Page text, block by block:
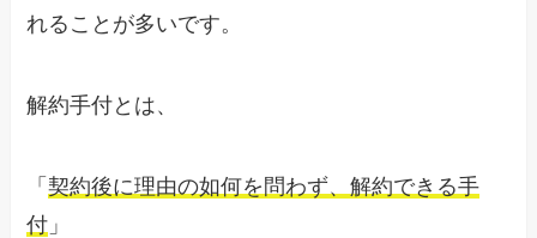
れることが多いです。
解約手付とは、
「契約後に理由の如何を問わず、解約できる手
付 」